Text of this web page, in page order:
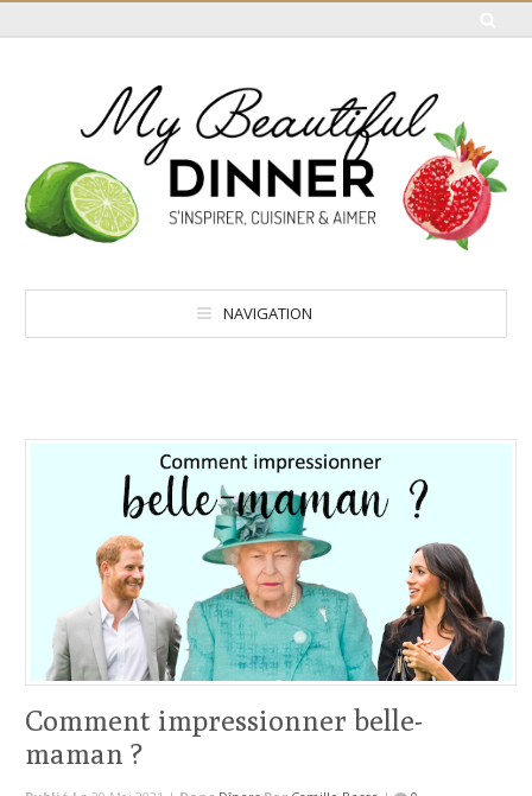
NAVIGATION
Comment impressionner belle-
maman ?